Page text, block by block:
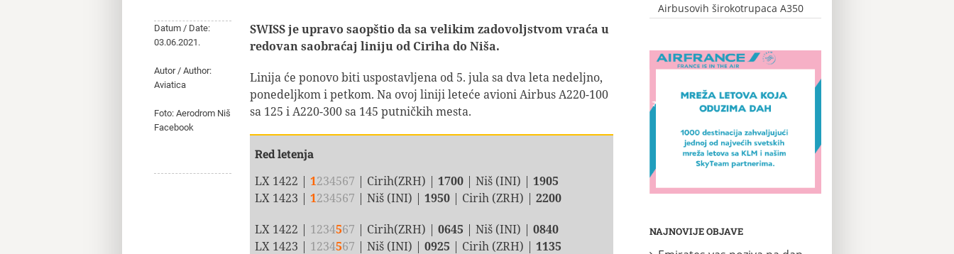
Datum / Date:
03.06.2021.
Autor / Author:
Aviatica
Foto: Aerodrom Niš
Facebook
SWISS je upravo saopštio da sa velikim zadovoljstvom vraća u
redovan saobraćaj liniju od Ciriha do Niša.
Linija će ponovo biti uspostavljena od 5. jula sa dva leta nedeljno,
ponedeljkom i petkom. Na ovoj liniji leteće avioni Airbus A220-100
sa 125 i A220-300 sa 145 putničkih mesta.
Red letenja
LX 1422 | 1234567 | Cirih(ZRH) | 1700| Niš (INI) | 1905
LX 1423 | 1234567 | Niš (INI) | 1950| Cirih (ZRH) | 2200
LX 1422 | 1234567 | Cirih(ZRH) | 0645 | Niš (INI) | 0840
LX 1423 | 1234567 | Niš (INI) | 0925 | Cirih (ZRH) | 1135
Airbusovih širokotrupaca A350
NAJNOVIJE OBJAVE